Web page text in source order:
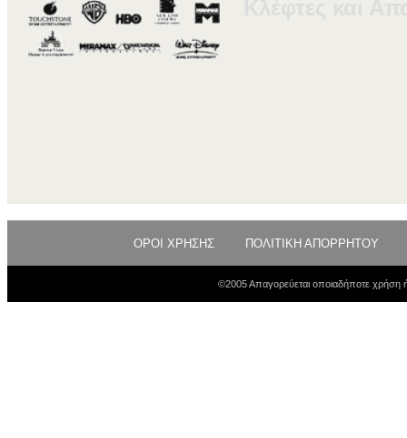
ΟΡΟΙ ΧΡΗΣΗΣ ΠΟΛΙΤΙΚΗ ΑΠΟΡΡΗΤΟΥ
©2005 Απαγορεύεται οποιαδήποτε χρήση